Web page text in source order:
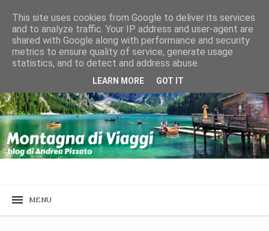
This site uses cookies from Google to deliver its services
and to analyze traffic. Your IP address and user-agent are
shared with Google along with performance and security
metrics to ensure quality of service, generate usage
statistics, and to detect and address abuse.
LEARN MORE GOT IT